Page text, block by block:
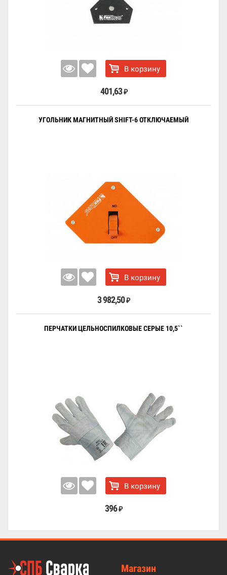
В корзину
401,63 ₽
УГОЛЬНИК МАГНИТНЫЙ SHIFT-6 ОТКЛЮЧАЕМЫЙ
В корзину
3 982,50 ₽
ПЕРЧАТКИ ЦЕЛЬНОСПИЛКОВЫЕ СЕРЫЕ 10,5``
В корзину
396 ₽
Магазин